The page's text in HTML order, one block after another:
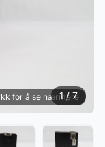
for å se nærmere
1 / 7